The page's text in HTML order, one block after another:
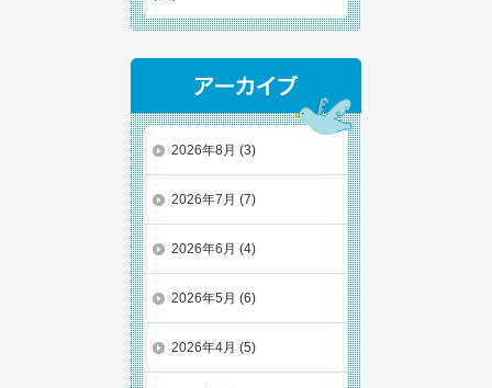
2026年8月 (3)
2026年7月 (7)
2026年6月 (4)
2026年5月 (6)
2026年4月 (5)